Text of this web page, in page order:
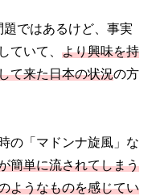
ではあるけど、事実
ていて、 より興味を持
て来た日本の状況の方
の「マドンナ旋風」な
簡単に流されてしまう
ようなものを感じてい